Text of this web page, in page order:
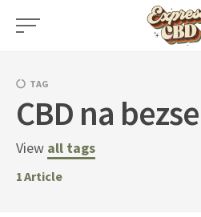
Skip
TAG
CBD na
View all tags
1Article